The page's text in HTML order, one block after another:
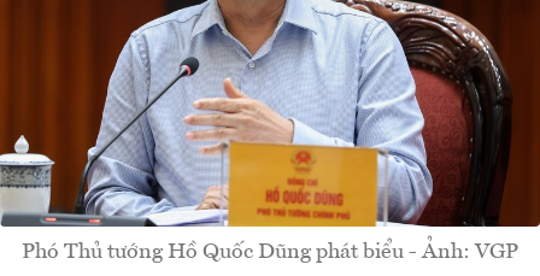
Phó Thủ tướng Hồ Quốc Dũng phát biểu - Ảnh: VGP